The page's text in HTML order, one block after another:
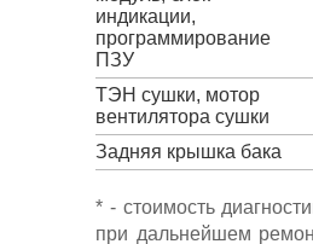
индикации,
программирование
ПЗУ
ТЭН сушки, мотор
вентилятора сушки
Задняя крышка бака
* - стоимость
при дальнейшем